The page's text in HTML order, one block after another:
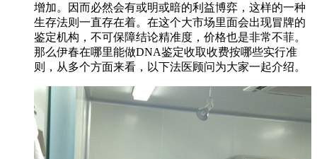
增加。因而必然会有或明或暗的利益博弈，这样的一种
生存法则一直存在着。在这个大市场里面会出现冒牌的
鉴定机构，不可保障结论精准度，价格也是非常不菲。
那么伊春在哪里能做DNA鉴定收取收费按哪些实行准
则，从多个方面来看，以下法医顾问为大家一起介绍。